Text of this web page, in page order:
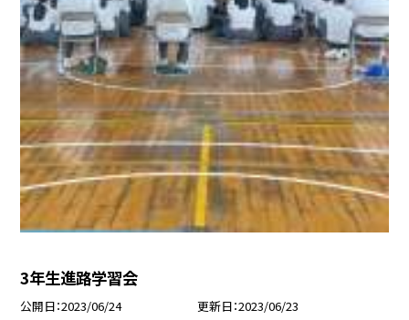
3年生進路学習会
公開日 2023/06/24 更新日 2023/06/23